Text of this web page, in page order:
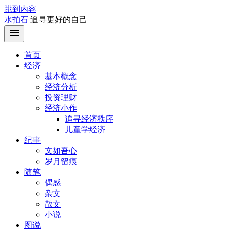
跳到内容
水拍石 追寻更好的自己
首页
经济
基本概念
经济分析
投资理财
经济小作
追寻经济秩序
儿童学经济
纪事
文如吾心
岁月留痕
随笔
偶感
杂文
散文
小说
图说